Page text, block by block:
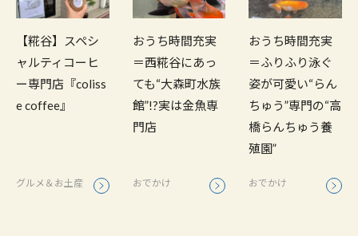
【糀谷】スペシ
ャルティコーヒ
ー専門店『coliss
e coffee』
グルメ＆お土産
おうち時間充実
＝西糀谷にあっ
ても“大森町水族
館”!?実は金魚専
門店
おでかけ
おうち時間充実
＝ふりふり泳ぐ
姿が可愛い“らん
ちゅう”専門の“高
橋らんちゅう養
殖園”
おでかけ